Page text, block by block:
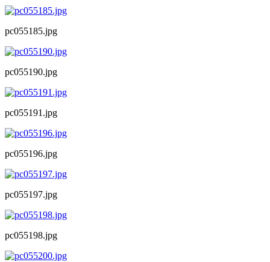
pc055185.jpg
pc055190.jpg
pc055191.jpg
pc055196.jpg
pc055197.jpg
pc055198.jpg